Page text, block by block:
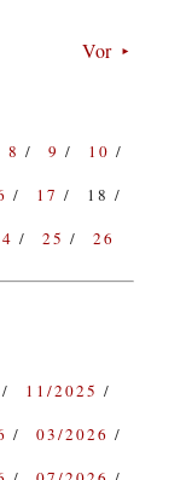
Vor
8 9
10
17
18
25 26
11/2025
03/2026